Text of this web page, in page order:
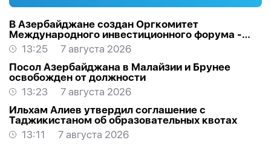
В Азербайджане создан Оргкомитет
Международного инвестиционного форума -
РАСПОРЯЖЕНИЕ
13:25
7 августа 2026
Посол Азербайджана в Малайзии и Брунее
освобожден от должности
13:23
7 августа 2026
Ильхам Алиев утвердил соглашение с
Таджикистаном об образовательных квотах
13:11
7 августа 2026